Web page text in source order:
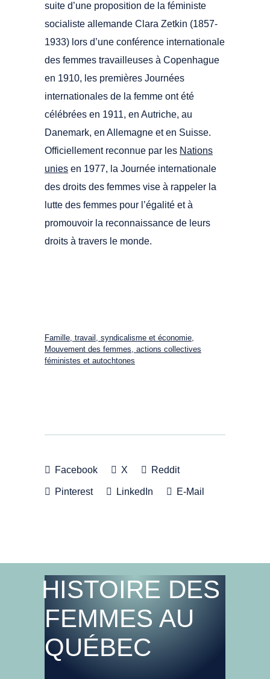
suite d’une proposition de la féministe
socialiste allemande Clara Zetkin (1857-
1933) lors d’une conférence internationale
des femmes travailleuses à Copenhague
en 1910, les premières Journées
internationales de la femme ont été
célébrées en 1911, en Autriche, au
Danemark, en Allemagne et en Suisse.
Officiellement reconnue par les Nations
unies en 1977, la Journée internationale
des droits des femmes vise à rappeler la
lutte des femmes pour l’égalité et à
promouvoir la reconnaissance de leurs
droits à travers le monde.
Famille, travail, syndicalisme et économie,
Mouvement des femmes, actions collectives
féministes et autochtones
Facebook X Reddit
Pinterest LinkedIn E-Mail
HISTOIRE DES
FEMMES AU
QUÉBEC